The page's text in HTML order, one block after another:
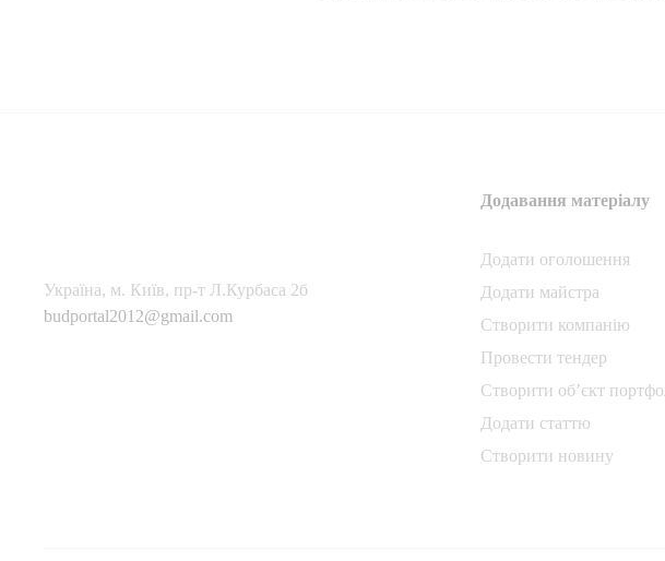
Українa, м. Київ, пр-т Л.Курбаса 2б
budportal2012@gmail.com
Додавання матеріалу
Додати oголошення
Додати майстра
Створити компанiю
Провести тендер
Створити об’єкт
Додати статтю
Створити новину